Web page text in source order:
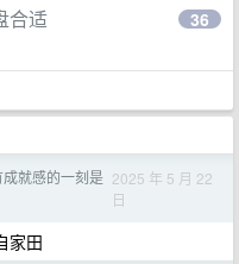
合适 36
就感的一刻是 2025 年 5 月 22
日
家田